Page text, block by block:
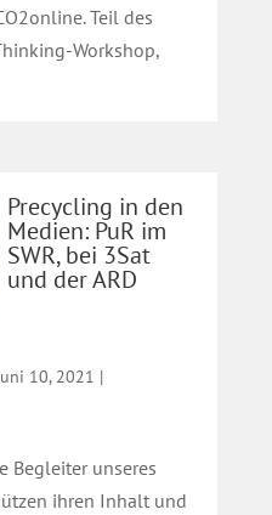
Teil des
Workshop,
Precycling in den
Medien: PuR im
SWR, bei 3Sat
und der ARD
10, 2021 |
Begleiter unseres
ihren Inhalt und